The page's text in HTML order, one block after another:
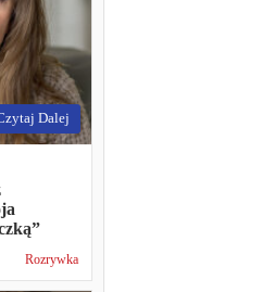
Dalej
Rozrywka